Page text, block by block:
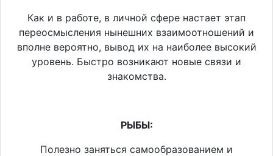
Как и в работе, в личной сфере настает этап
переосмысления нынешних взаимоотношений и
вполне вероятно, вывод их на наиболее высокий
уровень. Быстро возникают новые связи и
знакомства.
РЫБЫ:
Полезно заняться самообразованием и